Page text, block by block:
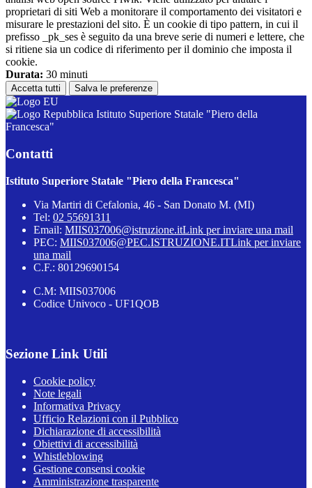
proprietari di siti Web a monitorare il comportamento dei visitatori e
misurare le prestazioni del sito. È un cookie di tipo pattern, in cui il
prefisso _pk_ses è seguito da una breve serie di numeri e lettere, che
si ritiene sia un codice di riferimento per il dominio che imposta il
cookie.
Durata: 30 minuti
Accetta tutti Salva le preferenze
Istituto Superiore Statale "Piero della
Francesca"
Contatti
Istituto Superiore Statale "Piero della Francesca"
Via Martiri di Cefalonia, 46 - San Donato M. (MI)
Tel: 02 55691311
Email: MIIS037006@istruzione.itLink per inviare una mail
PEC: MIIS037006@PEC.ISTRUZIONE.ITLink per inviare
una mail
C.F.: 80129690154
C.M: MIIS037006
Codice Univoco - UF1QOB
Sezione Link Utili
Cookie policy
Note legali
Informativa Privacy
Ufficio Relazioni con il Pubblico
Dichiarazione di accessibilità
Obiettivi di accessibilità
Whistleblowing
Gestione consensi cookie
Amministrazione trasparente